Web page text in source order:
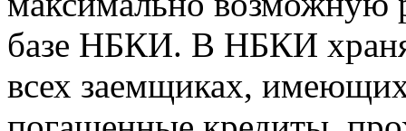
базе НБКИ. В НБКИ
всех заемщиках,